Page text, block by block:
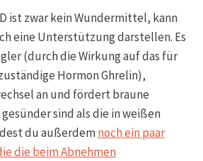
ist zwar kein Wundermittel, kann
eine Unterstützung darstellen. Es
(durch die Wirkung auf das für
Hormon Ghrelin),
an und fördert braune
sind als die in weißen
du außerdemnoch ein paar
die beim Abnehmen